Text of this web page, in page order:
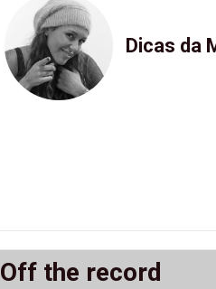
Dicas da
Off the record